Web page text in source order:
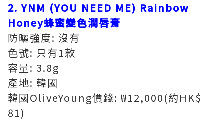
2. YNM (YOU NEED ME) Rainbow
Honey蜂蜜變色潤唇膏
防曬強度: 沒有
色號: 只有1款
容量: 3.8g
產地: 韓國
韓國OliveYoung價錢: ₩12,000(約HK$
81)